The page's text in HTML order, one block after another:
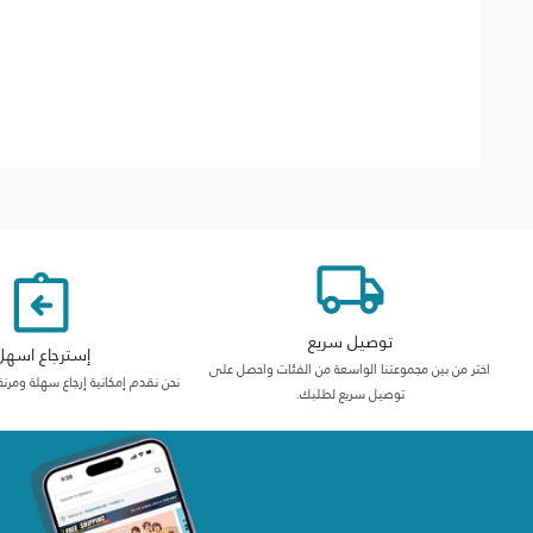
توصيل سريع
اختر من بين مجموعتنا الواسعة من الفئات واحصل على
توصيل سريع لطلبك.
إسترجاع
نحن نقدم إمكانية إرجاع سهلة